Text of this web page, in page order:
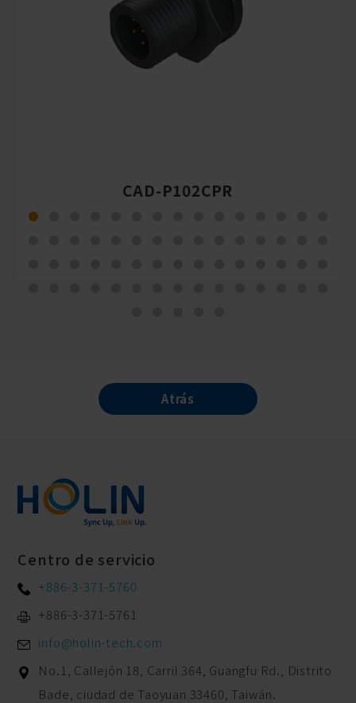
CAD-P102CPR
Atrás
Centro de servicio
+886-3-371-5760
+886-3-371-5761
info@holin-tech.com
No.1, Callejón 18, Carril 364, Guangfu Rd.,
Distrito
Bade, ciudad de Taoyuan 33460 Taiwán.